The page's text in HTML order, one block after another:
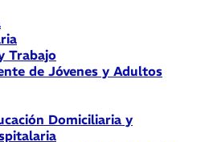
Trabajo
de Jóvenes y Adultos
Domiciliaria y